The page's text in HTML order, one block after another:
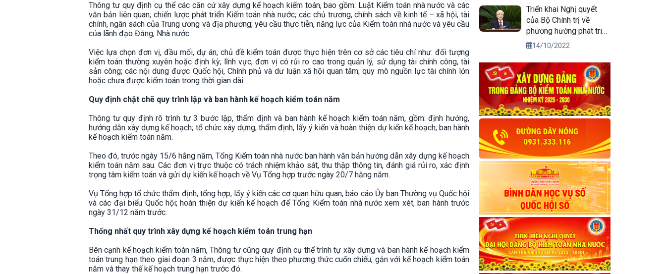
Thông tư quy định cụ thể các căn cứ xây dựng kế hoạch kiểm toán, bao gồm: Luật Kiểm toán nhà nước và các
văn bản liên quan; chiến lược phát triển Kiểm toán nhà nước; các chủ trương, chính sách về kinh tế – xã hội, tài
chính, ngân sách của Trung ương và địa phương; yêu cầu thực tiễn, năng lực của Kiểm toán nhà nước và yêu cầu
của lãnh đạo Đảng, Nhà nước.
Việc lựa chọn đơn vị, đầu mối, dự án, chủ đề kiểm toán được thực hiện trên cơ sở các tiêu chí như: đối tượng
kiểm toán thường xuyên hoặc định kỳ; lĩnh vực, đơn vị có rủi ro cao trong quản lý, sử dụng tài chính công, tài
sản công; các nội dung được Quốc hội, Chính phủ và dư luận xã hội quan tâm; quy mô nguồn lực tài chính lớn
hoặc chưa được kiểm toán trong thời gian dài.
Quy định chặt chẽ quy trình lập và ban hành kế hoạch kiểm toán năm
Thông tư quy định rõ trình tự 3 bước lập, thẩm định và ban hành kế hoạch kiểm toán năm, gồm: định hướng,
hướng dẫn xây dựng kế hoạch; tổ chức xây dựng, thẩm định, lấy ý kiến và hoàn thiện dự kiến kế hoạch; ban hành
kế hoạch kiểm toán năm.
Theo đó, trước ngày 15/6 hằng năm, Tổng Kiểm toán nhà nước ban hành văn bản hướng dẫn xây dựng kế hoạch
kiểm toán năm sau. Các đơn vị trực thuộc có trách nhiệm khảo sát, thu thập thông tin, đánh giá rủi ro, xác định
trọng tâm kiểm toán và gửi dự kiến kế hoạch về Vụ Tổng hợp trước ngày 20/7 hằng năm.
Vụ Tổng hợp tổ chức thẩm định, tổng hợp, lấy ý kiến các cơ quan hữu quan, báo cáo Ủy ban Thường vụ Quốc hội
và các đại biểu Quốc hội; hoàn thiện dự kiến kế hoạch để Tổng Kiểm toán nhà nước xem xét, ban hành trước
ngày 31/12 năm trước.
Thống nhất quy trình xây dựng kế hoạch kiểm toán trung hạn
Bên cạnh kế hoạch kiểm toán năm, Thông tư cũng quy định cụ thể trình tự xây dựng và ban hành kế hoạch kiểm
toán trung hạn theo giai đoạn 3 năm, được thực hiện theo phương thức cuốn chiếu, gắn với kế hoạch kiểm toán
năm và thay thế kế hoạch trung hạn trước đó.
Triển khai Nghị quyết
của Bộ Chính trị về
phương hướng phát triển
kinh tế xã hội và bảo
ninh vùng Tây Nguyên
đến năm 2030, tầm nhìn
đến năm 2045
14/10/2022